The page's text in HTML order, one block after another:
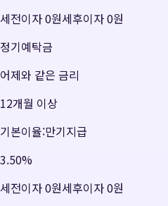
세전이자0원세후이자0원
정기예탁금
어제와 같은 금리
12개월 이상
기본이율:만기지급
3.50%
세전이자0원세후이자0원